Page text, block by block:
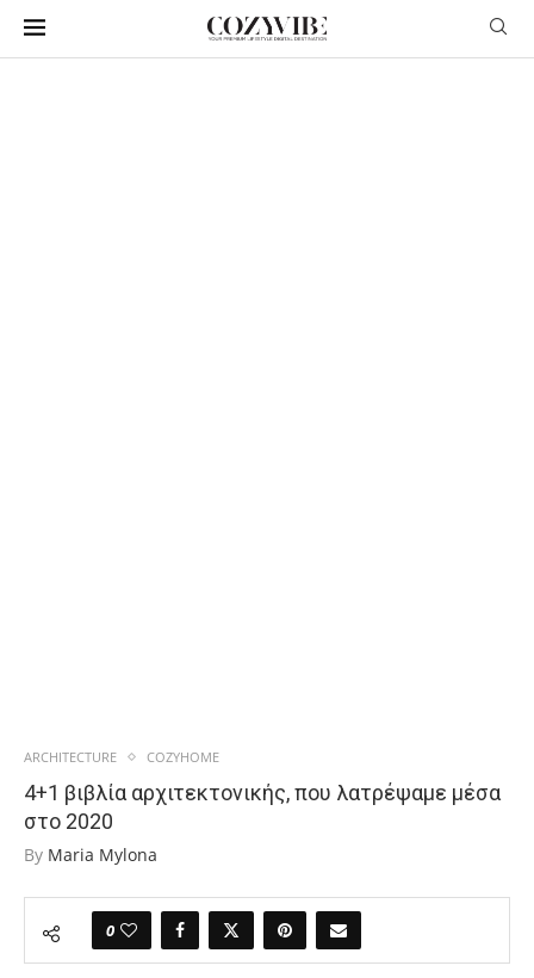
ARCHITECTURE COZYHOME
4+1 βιβλία αρχιτεκτονικής, που λατρέψαμε μέσα
στο 2020
By Maria Mylona
0